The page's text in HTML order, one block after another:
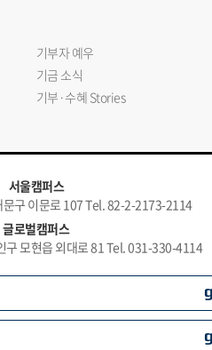
기부자 예우
기금 소식
기부·수혜 Stories
서울캠퍼스
구 이문로 107 Tel. 82-2-2173-2114
글로벌캠퍼스
구 모현읍 외대로 81 Tel. 031-330-4114